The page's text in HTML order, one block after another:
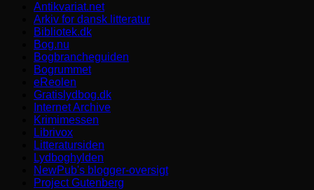
Antikvariat.net
Arkiv for dansk litteratur
Bibliotek.dk
Bog.nu
Bogbrancheguiden
Bogrummet
eReolen
Gratislydbog.dk
Internet Archive
Krimimessen
Librivox
Litteratursiden
Lydboghylden
NewPub's blogger-oversigt
Project Gutenberg